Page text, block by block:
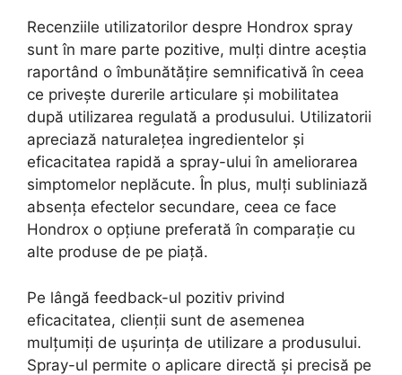
Recenziile utilizatorilor despre Hondrox spray
sunt în mare parte pozitive, mulți dintre aceștia
raportând o îmbunătățire semnificativă în ceea
ce privește durerile articulare și mobilitatea
după utilizarea regulată a produsului. Utilizatorii
apreciază naturalețea ingredientelor și
eficacitatea rapidă a spray-ului în ameliorarea
simptomelor neplăcute. În plus, mulți subliniază
absența efectelor secundare, ceea ce face
Hondrox o opțiune preferată în comparație cu
alte produse de pe piață.
Pe lângă feedback-ul pozitiv privind
eficacitatea, clienții sunt de asemenea
mulțumiți de ușurința de utilizare a produsului.
Spray-ul permite o aplicare directă și precisă pe